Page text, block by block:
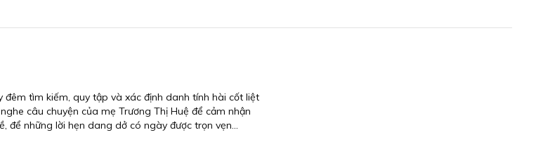
đêm tìm kiếm, quy tập và xác định danh tính hài cốt liệt
câu chuyện của mẹ Trương Thị Huệ để cảm nhận
để những lời hẹn dang dở có ngày được trọn vẹn...